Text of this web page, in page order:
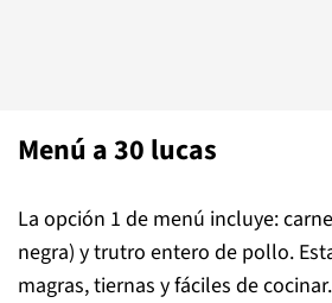
Menú a 30 lucas
La opción 1 de menú incluye:
negra) y trutro entero de pollo.
magras, tiernas y fáciles de